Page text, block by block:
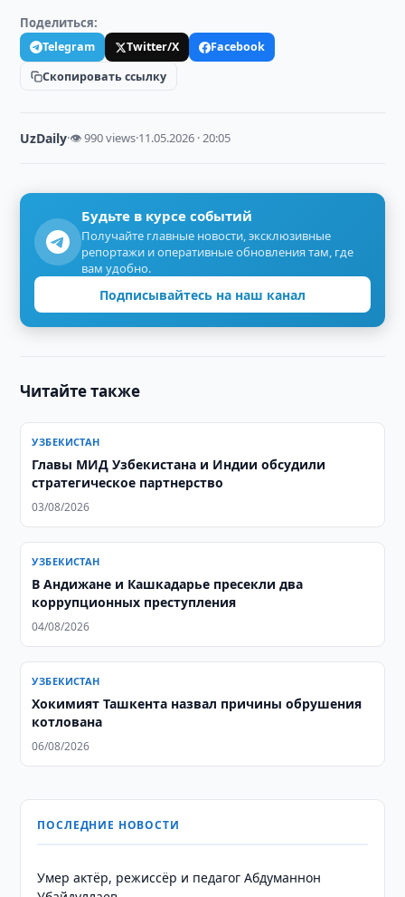
Поделиться:
Telegram Twitter/X
Facebook
Скопировать ссылку
UzDaily·👁 990 views·11.05.2026 · 20:05
Будьте в курсе событий
Получайте главные новости, эксклюзивные
репортажи и оперативные обновления там, где
вам удобно.
Подписывайтесь на наш канал
Читайте также
УЗБЕКИСТАН
Главы МИД Узбекистана и Индии обсудили
стратегическое партнерство
03/08/2026
УЗБЕКИСТАН
В Андижане и Кашкадарье пресекли два
коррупционных преступления
04/08/2026
УЗБЕКИСТАН
Хокимият Ташкента назвал причины обрушения
котлована
06/08/2026
ПОСЛЕДНИЕ НОВОСТИ
Умер актёр, режиссёр и педагог Абдуманнон